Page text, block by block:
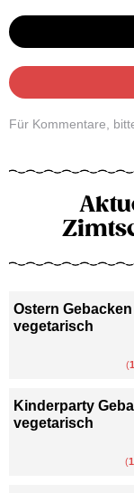
Für Kommentare,
Ostern Gebacken
vegetarisch
(
Kinderparty
vegetarisch
(